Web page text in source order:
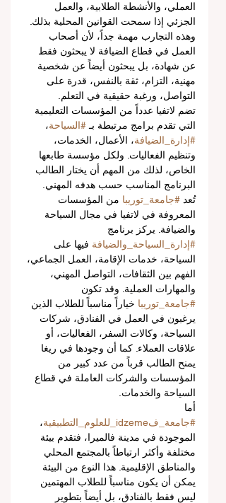
العملي، والأنشطة الطلابية، والعمل
الجزئي إذا سمحت القوانين المحلية بذلك.
وهذه التجارب مهمة جداً، لأن أصحاب
العمل في قطاع الضيافة لا يبحثون فقط
عن شهادة، بل يبحثون أيضاً عن شخصية
مهنية، التزام، ثقة بالنفس، قدرة على
التواصل، ورغبة حقيقية في التعلم.
تضم لاتفيا عدداً من المؤسسات التعليمية
التي تقدم برامج مرتبطة بـ #السياحة،
#إدارة_الضيافة، الأعمال، الخدمات،
وتنظيم الفعاليات. ولكل مؤسسة طابعها
الخاص، لذلك من المهم أن يختار الطالب
البرنامج المناسب حسب هدفه المهني.
تُعد #جامعة_توريبا من المؤسسات
المعروفة في لاتفيا في مجال السياحة
والضيافة. يركز برنامج
#إدارة_السياحة_والضيافة فيها على
السياحة، خدمات الإقامة، العمل الجماعي،
الفهم بين الثقافات، التواصل المهني،
والمهارات العملية. وقد تكون
#جامعة_توريبا خياراً مناسباً للطلاب الذين
يرغبون في العمل في الفنادق، شركات
السياحة، وكالات السفر، الفعاليات، أو
علاقات العملاء. كما أن وجودها في ريغا
يمنح الطالب قرباً من عدد كبير من
المؤسسات والشركات العاملة في قطاع
السياحة والخدمات.
أما
#جامعة_فidzeme_للعلوم_التطبيقية
،
الموجودة في مدينة فالميرا، فتقدم بيئة
مختلفة وأكثر ارتباطاً بالمجتمع المحلي
والمناطق الإقليمية. هذا النوع من البيئة
يمكن أن يكون مناسباً للطلاب المهتمين
ليس فقط بالفنادق، بل أيضاً بتطوير